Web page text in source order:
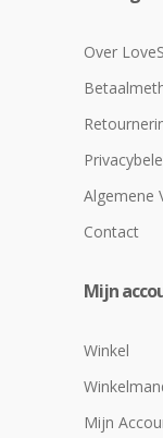
Over
Algemene
Contact
Mijn
Winkel
Mijn